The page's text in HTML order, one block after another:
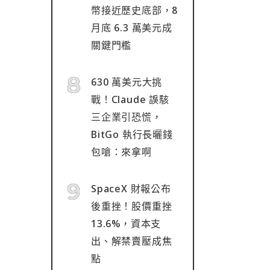
幣接近歷史底部，8
月底 6.3 萬美元成
關鍵門檻
630 萬美元大挑
戰！Claude 誤駭
三企業引恐慌，
BitGo 執行長曬錢
包嗆：來拿啊
SpaceX 財報公布
後重挫！股價重挫
13.6%，資本支
出、解禁賣壓成焦
點